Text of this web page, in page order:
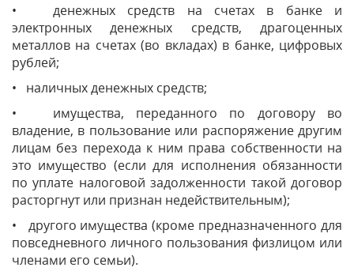
• денежных средств на счетах в банке и
электронных денежных средств, драгоценных
металлов на счетах (во вкладах) в банке, цифровых
рублей;
• наличных денежных средств;
• имущества, переданного по договору во
владение, в пользование или распоряжение другим
лицам без перехода к ним права собственности на
это имущество (если для исполнения обязанности
по уплате налоговой задолженности такой договор
расторгнут или признан недействительным);
• другого имущества (кроме предназначенного для
повседневного личного пользования физлицом или
членами его семьи).